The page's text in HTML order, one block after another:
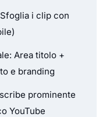
i clip con
Area titolo +
e branding
prominente
YouTube